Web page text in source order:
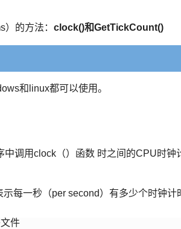
的方法： clock()和GetTickCount()
和linux都可以使用。
调用clock（）函数 时之间的CPU时钟
每一秒（per second）有多少个时钟计
件